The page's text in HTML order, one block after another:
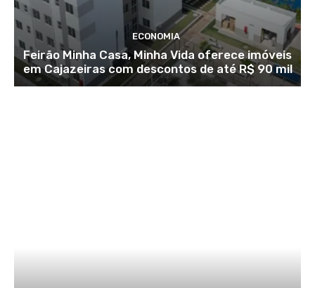
ECONOMIA
Feirão Minha Casa, Minha Vida oferece imóveis
em Cajazeiras com descontos de até R$ 90 mil